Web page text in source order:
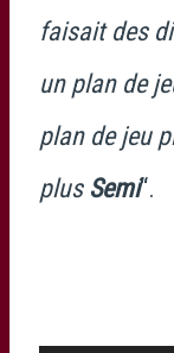
faisait des
un plan de
plan de jeu
plus Semi“.